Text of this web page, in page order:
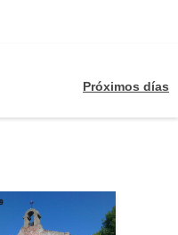
Próximos días